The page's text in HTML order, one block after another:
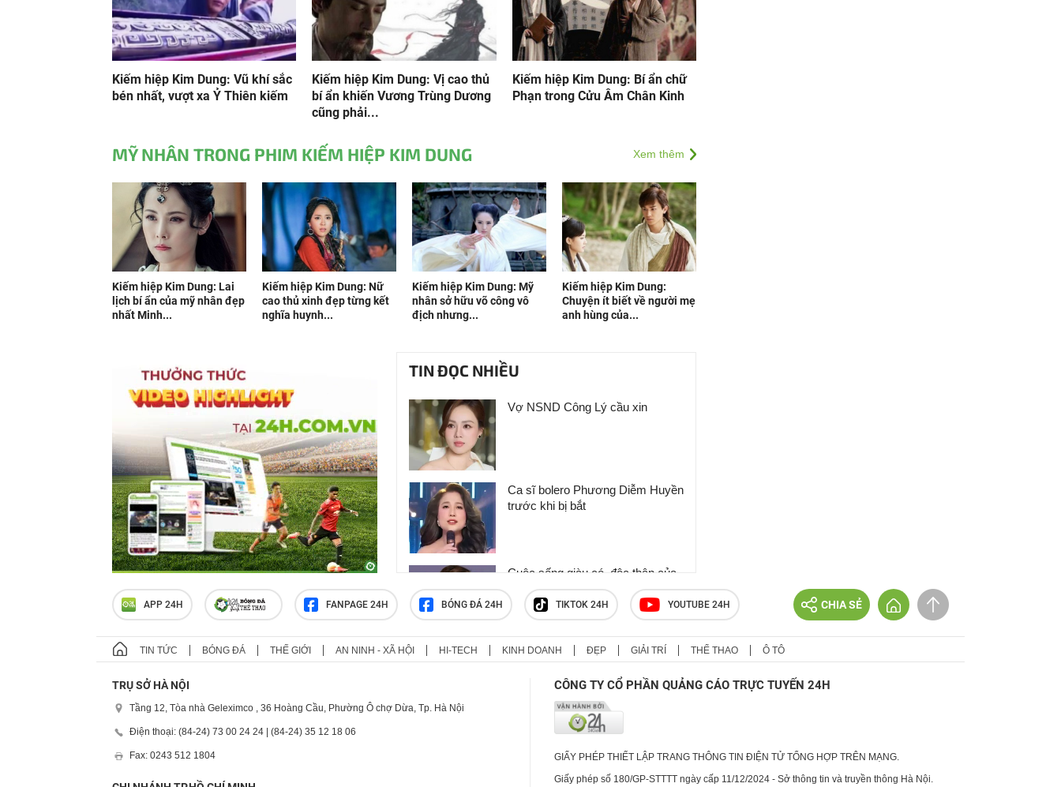
Kiếm hiệp Kim Dung: Vũ khí sắc
bén nhất, vượt xa Ỷ Thiên kiếm
Kiếm hiệp Kim Dung: Vị cao thủ
bí ẩn khiến Vương Trùng Dương
cũng phải...
Kiếm hiệp Kim Dung: Bí ẩn chữ
Phạn trong Cửu Âm Chân Kinh
MỸ NHÂN TRONG PHIM KIẾM HIỆP KIM DUNG Xem thêm
Kiếm hiệp Kim Dung: Lai
lịch bí ẩn của mỹ nhân đẹp
nhất Minh...
Kiếm hiệp Kim Dung: Nữ
cao thủ xinh đẹp từng kết
nghĩa huynh...
Kiếm hiệp Kim Dung: Mỹ
nhân sở hữu võ công vô
địch nhưng...
Kiếm hiệp Kim Dung:
Chuyện ít biết về người mẹ
anh hùng của...
TIN ĐỌC NHIỀU
Vợ NSND Công Lý cầu xin
Ca sĩ bolero Phương Diễm Huyền
trước khi bị bắt
Cuộc sống giàu có, độc thân của
Lý Nhã Kỳ ở tuổi 44
Ca sĩ Phương Diễm Huyền là ai?
APP 24H FANPAGE 24H BÓNG ĐÁ 24H TIKTOK 24H YOUTUBE 24H CHIA SẺ
TIN TỨC BÓNG ĐÁ THẾ GIỚI AN NINH - XÃ HỘI HI-TECH KINH DOANH ĐẸP GIẢI TRÍ THỂ THAO Ô TÔ
TRỤ SỞ HÀ NỘI
Tầng 12, Tòa nhà Geleximco , 36 Hoàng Cầu, Phường Ô chợ Dừa, Tp. Hà Nội
Điện thoại: (84-24) 73 00 24 24 | (84-24) 35 12 18 06
Fax: 0243 512 1804
CÔNG TY CỔ PHẦN QUẢNG CÁO TRỰC TUYẾN 24H
GIẤY PHÉP THIẾT LẬP TRANG THÔNG TIN ĐIỆN TỬ TỔNG HỢP TRÊN MẠNG.
Giấy phép số 180/GP-STTTT ngày cấp 11/12/2024 - Sở thông tin và truyền thông Hà Nội.